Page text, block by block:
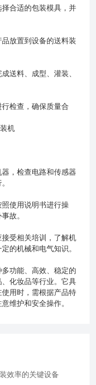
合适的包装模具，并
放置到设备的送料装
料、成型、灌装、
检查，确保质量合
，检查电路和传感器
使用说明书进行操
故。
受相关培训，了解机
的机械和电气知识。
功能、高效、稳定的
化妆品等行业。它具
用时，需根据产品特
维护和安全操作。
效率的关键设备